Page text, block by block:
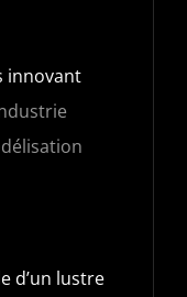
innovant
d’un lustre